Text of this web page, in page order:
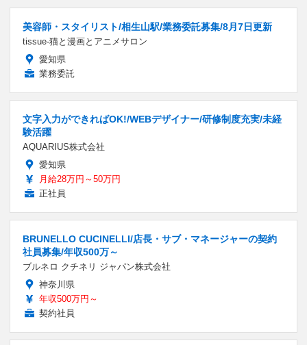
美容師・スタイリスト/相生山駅/業務委託募集/8月7日更新
tissue-猫と漫画とアニメサロン
愛知県
業務委託
文字入力ができればOK!/WEBデザイナー/研修制度充実/未経
験活躍
AQUARIUS株式会社
愛知県
月給28万円～50万円
正社員
BRUNELLO CUCINELLI/店長・サブ・マネージャーの契約
社員募集/年収500万～
ブルネロ クチネリ ジャパン株式会社
神奈川県
年収500万円～
契約社員